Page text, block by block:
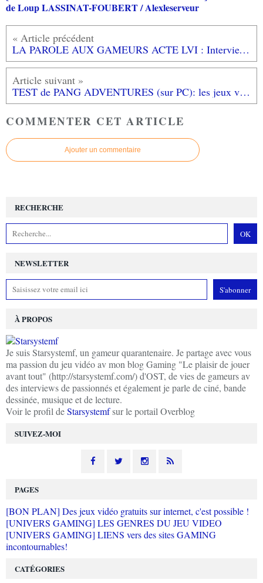
de Loup LASSINAT-FOUBERT / Alexleserveur
LA PAROLE AUX GAMEURS ACTE LVI : Interview de SEILIN
TEST de PANG ADVENTURES (sur PC): les jeux vidéo, c'était plus dur avant...
COMMENTER CET ARTICLE
Ajouter un commentaire
NEWSLETTER
SUIVEZ-MOI
RECHERCHE
À PROPOS
Je suis Starsystemf, un gameur quarantenaire. Je partage avec vous
ma passion du jeu vidéo av mon blog Gaming "Le plaisir de jouer
avant tout" (http://starsystemf.com/) d'OST, de vies de gameurs av
des interviews de passionnés et également je parle de ciné, bande
dessinée, musique et de lecture.
Voir le profil deStarsystemfsur le portail Overblog
PAGES
[BON PLAN] Des jeux vidéo gratuits sur internet, c'est possible !
[UNIVERS GAMING] LES GENRES DU JEU VIDEO
[UNIVERS GAMING] LIENS vers des sites GAMING
incontournables!
CATÉGORIES